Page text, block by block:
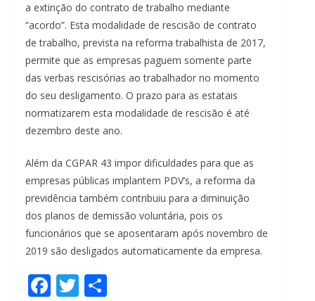
a extinção do contrato de trabalho mediante
“acordo”. Esta modalidade de rescisão de contrato
de trabalho, prevista na reforma trabalhista de 2017,
permite que as empresas paguem somente parte
das verbas rescisórias ao trabalhador no momento
do seu desligamento. O prazo para as estatais
normatizarem esta modalidade de rescisão é até
dezembro deste ano.
Além da CGPAR 43 impor dificuldades para que as
empresas públicas implantem PDV’s, a reforma da
previdência também contribuiu para a diminuição
dos planos de demissão voluntária, pois os
funcionários que se aposentaram após novembro de
2019 são desligados automaticamente da empresa.
F T